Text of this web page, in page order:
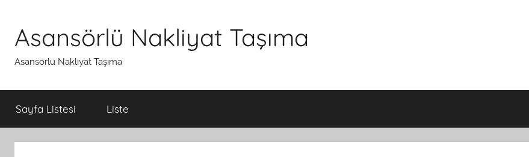
Asansörlü Nakliyat Taşıma
Asansörlü Nakliyat Taşıma
Sayfa Listesi Liste